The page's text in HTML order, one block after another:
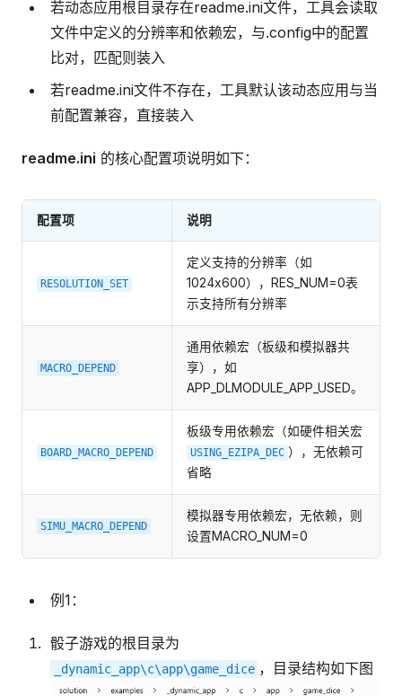
若动态应用根目录存在readme.ini文件，工具会读取
文件中定义的分辨率和依赖宏，与.config中的配置
比对，匹配则装入
若readme.ini文件不存在，工具默认该动态应用与当
前配置兼容，直接装入
readme.ini 的核心配置项说明如下：
配置项 说明
RESOLUTION_SET
定义支持的分辨率（如
1024x600），RES_NUM=0表
示支持所有分辨率
MACRO_DEPEND
通用依赖宏（板级和模拟器共
享），如
APP_DLMODULE_APP_USED。
BOARD_MACRO_DEPEND
板级专用依赖宏（如硬件相关宏
USING_EZIPA_DEC ），无依赖可
省略
SIMU_MACRO_DEPEND
模拟器专用依赖宏，无依赖，则
设置MACRO_NUM=0
例1：
骰子游戏的根目录为
_dynamic_app\c\app\game_dice ，目录结构如下图